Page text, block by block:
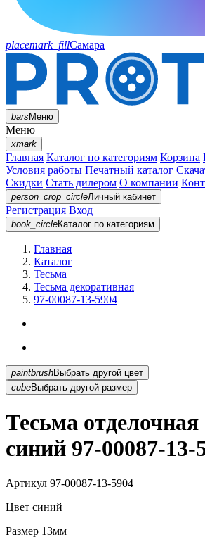
placemark_fillСамара
barsМеню
Меню
xmark
Главная Каталог по категориям Корзина
Условия работы Печатный каталог
Скидки Стать дилером О компании
person_crop_circleЛичный кабинет
Регистрация Вход
book_circleКаталог по категориям
Главная
Каталог
Тесьма
Тесьма декоративная
97-00087-13-5904
paintbrush
Выбрать другой цвет
cubeВыбрать другой размер
Тесьма
синий 97-00087-13-
Артикул 97-00087-13-5904
Цвет синий
Размер 13мм